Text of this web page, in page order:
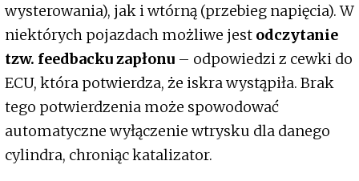
wysterowania), jak i wtórną (przebieg napięcia). W
niektórych pojazdach możliwe jest odczytanie
tzw. feedbacku zapłonu – odpowiedzi z cewki do
ECU, która potwierdza, że iskra wystąpiła. Brak
tego potwierdzenia może spowodować
automatyczne wyłączenie wtrysku dla danego
cylindra, chroniąc katalizator.